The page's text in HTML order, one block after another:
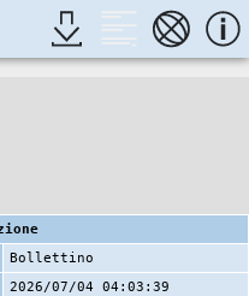
Bollettino
2026/07/04 04:03:39